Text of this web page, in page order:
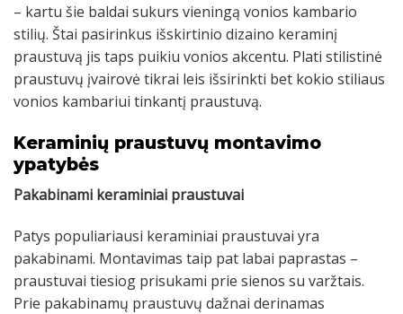
– kartu šie baldai sukurs vieningą vonios kambario
stilių. Štai pasirinkus išskirtinio dizaino keraminį
praustuvą jis taps puikiu vonios akcentu. Plati stilistinė
praustuvų įvairovė tikrai leis išsirinkti bet kokio stiliaus
vonios kambariui tinkantį praustuvą.
Keraminių praustuvų montavimo
ypatybės
Pakabinami keraminiai praustuvai
Patys populiariausi keraminiai praustuvai yra
pakabinami. Montavimas taip pat labai paprastas –
praustuvai tiesiog prisukami prie sienos su varžtais.
Prie pakabinamų praustuvų dažnai derinamas